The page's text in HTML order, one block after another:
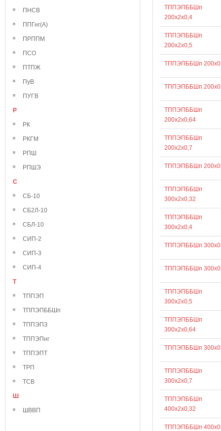
ПНСВ
ППГнг(А)
ПРППМ
ПСО
ПТПЖ
ПуВ
ПУГВ
Р
РК
РКГМ
РПШ
РПШЭ
С
СБ-10
СБ2Л-10
СБЛ-10
СИП-2
СИП-3
СИП-4
Т
ТППЭП
ТППЭПББШп
ТППЭПЗ
ТППЭПнг
ТППЭПТ
ТРП
ТСВ
Ш
ШВВП
ТППЭПББШп
200х2х0,4
ТППЭПББШп
200х2х0,5
ТППЭПББШп
ТППЭПББШп
ТППЭПББШп
200х2х0,64
ТППЭПББШп
200х2х0,7
ТППЭПББШп
ТППЭПББШп
300х2х0,32
ТППЭПББШп
300х2х0,4
ТППЭПББШп
ТППЭПББШп
ТППЭПББШп
300х2х0,5
ТППЭПББШп
300х2х0,64
ТППЭПББШп
ТППЭПББШп
300х2х0,7
ТППЭПББШп
400х2х0,32
ТППЭПББШп